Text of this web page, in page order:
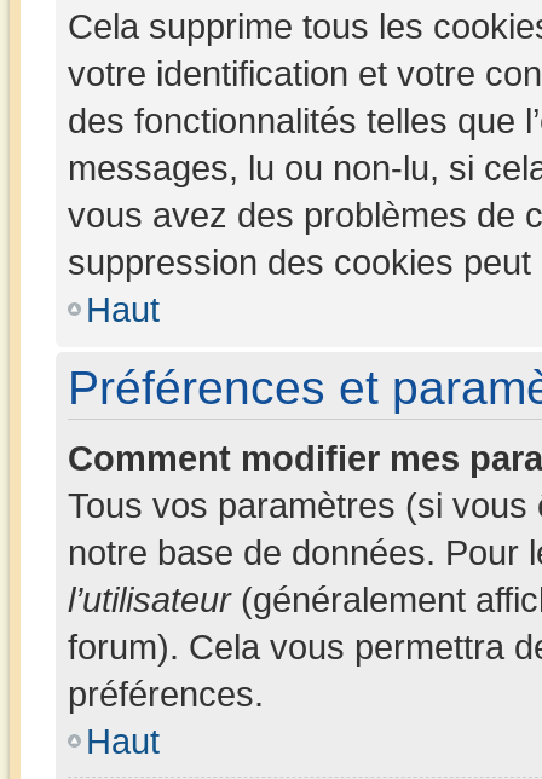
Cela supprime tous les
votre identification et votre
des fonctionnalités telles que
messages, lu ou non-lu, si
vous avez des problèmes de
suppression des cookies peut
Haut
Préférences et
Comment modifier mes
Tous vos paramètres (si
notre base de données. Pour
l’utilisateur(généralement
forum). Cela vous permettra
préférences.
Haut